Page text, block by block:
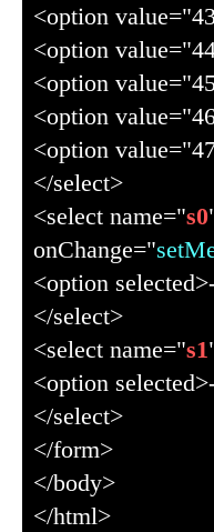
<option
<option
<option
<option
<option
</select>
<select name="s0
onChange="
<option
</select>
<select name="s1
<option
</select>
</form>
</body>
</html>